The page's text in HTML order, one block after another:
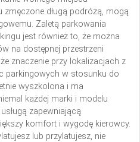
długą podróżą, mogą
Zaletą parkowania
jest również to, że można
na dostępnej przestrzeni
znaczenie przy lokalizacjach z
parkingowych w stosunku do
wyszkolona i ma
każdej marki i modelu
zapewniającą
komfort i wygodę kierowcy.
lub przylatujesz, nie